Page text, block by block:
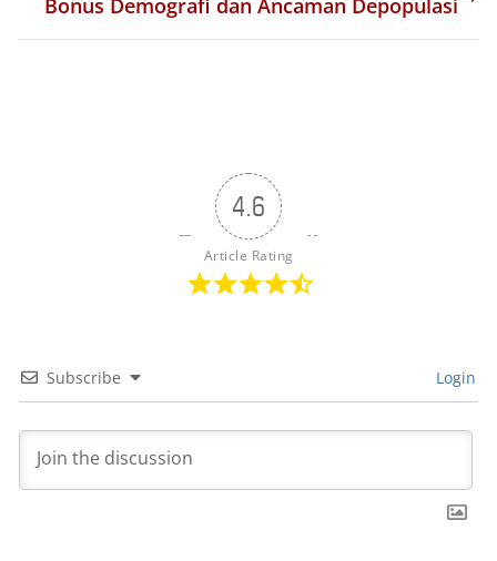
4.6
Article Rating
Subscribe Login